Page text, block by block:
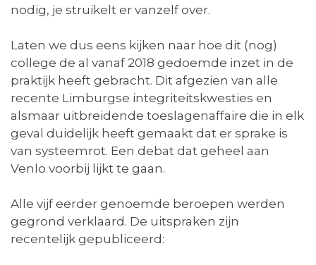
nodig, je struikelt er vanzelf over.
Laten we dus eens kijken naar hoe dit (nog)
college de al vanaf 2018 gedoemde inzet in de
praktijk heeft gebracht. Dit afgezien van alle
recente Limburgse integriteitskwesties en
alsmaar uitbreidende toeslagenaffaire die in elk
geval duidelijk heeft gemaakt dat er sprake is
van systeemrot. Een debat dat geheel aan
Venlo voorbij lijkt te gaan.
Alle vijf eerder genoemde beroepen werden
gegrond verklaard. De uitspraken zijn
recentelijk gepubliceerd: